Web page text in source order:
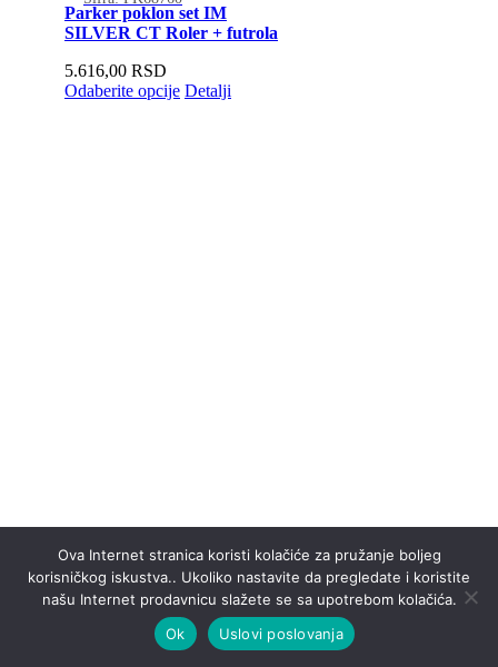
Parker poklon set IM
SILVER CT Roler + futrola
5.616,00 RSD
Odaberite opcije Detalji
Ova Internet stranica koristi kolačiće za pružanje boljeg
korisničkog iskustva.. Ukoliko nastavite da pregledate i koristite
našu Internet prodavnicu slažete se sa upotrebom kolačića.
Ok
Uslovi poslovanja